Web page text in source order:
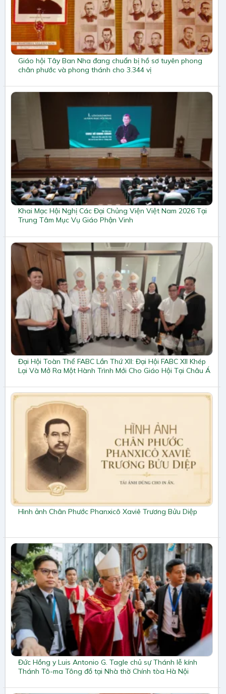
Giáo hội Tây Ban Nha đang chuẩn bị hồ sơ tuyên phong
chân phước và phong thánh cho 3.344 vị
Khai Mạc Hội Nghị Các Đại Chủng Viện Việt Nam 2026 Tại
Trung Tâm Mục Vụ Giáo Phận Vinh
Đại Hội Toàn Thể FABC Lần Thứ XII: Đại Hội FABC XII Khép
Lại Và Mở Ra Một Hành Trình Mới Cho Giáo Hội Tại Châu Á
Hình ảnh Chân Phước Phanxicô Xaviê Trương Bửu Diệp
Đức Hồng y Luis Antonio G. Tagle chủ sự Thánh lễ kính
Thánh Tô-ma Tông đồ tại Nhà thờ Chính tòa Hà Nội